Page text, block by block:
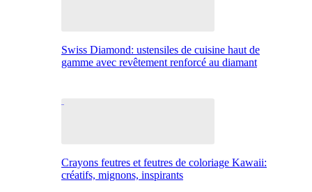
Swiss Diamond: ustensiles de cuisine haut de
gamme avec revêtement renforcé au diamant
Crayons feutres et feutres de coloriage Kawaii:
créatifs, mignons, inspirants